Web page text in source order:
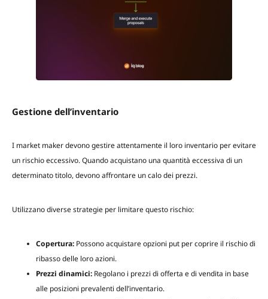
Gestione dell’inventario
I market maker devono gestire attentamente il loro inventario per evitare
un rischio eccessivo. Quando acquistano una quantità eccessiva di un
determinato titolo, devono affrontare un calo dei prezzi.
Utilizzano diverse strategie per limitare questo rischio:
Copertura: Possono acquistare opzioni put per coprire il rischio di
ribasso delle loro azioni.
Prezzi dinamici: Regolano i prezzi di offerta e di vendita in base
alle posizioni prevalenti dell’inventario.